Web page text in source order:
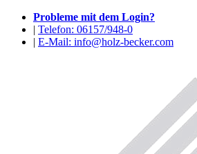
Probleme mit dem Login?
| Telefon: 06157/948-0
| E-Mail: info@holz-becker.com